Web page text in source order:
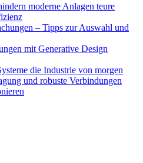
moderne Anlagen teure
– Tipps zur Auswahl und
mit Generative Design
die Industrie von morgen
und robuste Verbindungen